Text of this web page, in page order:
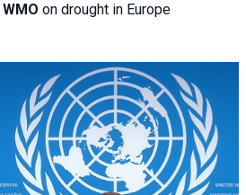
WMO on drought in Europe